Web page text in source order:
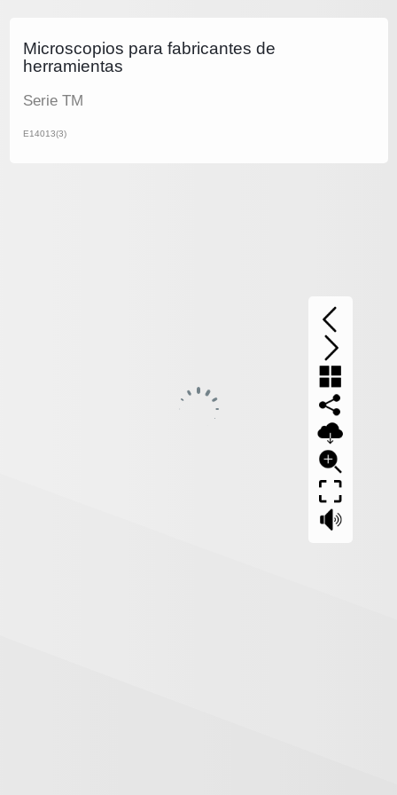
Microscopios para fabricantes de
herramientas
Serie TM
E14013(3)